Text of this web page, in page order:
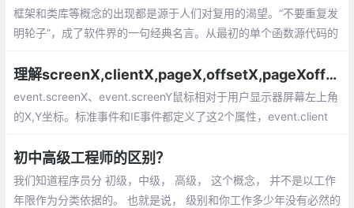
框架和类库等概念的出现都是源于人们对复用的渴望。“不要重复发
明轮子”，成了软件界的一句经典名言。从最初的单个函数源代码的
理解screenX,clientX,pageX,offsetX,pageXoffset的区别
event.screenX、event.screenY鼠标相对于用户显示器屏幕左上角
的X,Y坐标。标准事件和IE事件都定义了这2个属性，event.client
初中高级工程师的区别？
我们知道程序员分 初级，中级， 高级， 这个概念， 并不是以工作
年限作为分类依据的。 也就是说， 级别和你工作多少年没有必然的